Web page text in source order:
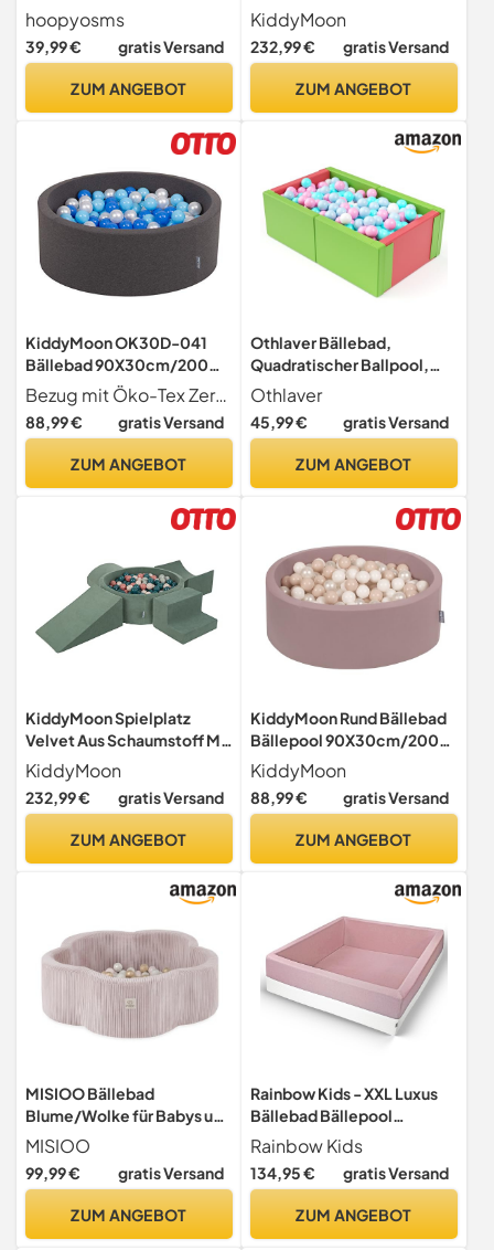
Rundes Schaumstoff
Bällebecken, 90 x 30 cm
Soft Play Spielbecken
Grün
hoopyosms
39,99 € gratis Versand
ZUM ANGEBOT
Samt Rund Bällebad (300
Bälle) Ballgruben Für Babys
Spielbad, Hergestellt In Der
Dunkeltürkis/Pastellbeige/
KiddyMoon
232,99 € gratis Versand
ZUM ANGEBOT
KiddyMoon OK30D-041
Bällebad 90X30cm/200
Bälle ∅ 7Cm Bällepool Mit
Bunten Bällen Für Babys
Kinder Rund,
Blau/Blau/Perle
Bezug mit Öko-Tex Zertifikat. Die Bälle un Pool werden in Europa aus ungiftigem Materialien hergestellt
88,99 € gratis Versand
ZUM ANGEBOT
Othlaver Bällebad,
Quadratischer Ballpool,
90x56x56cm, Bestehend
aus hochdichter
Perlenbaumwolle,
formbeständig
Othlaver
45,99 € gratis Versand
ZUM ANGEBOT
KiddyMoon Spielplatz
Velvet Aus Schaumstoff Mit
Samt Rund Bällebad (300
Bälle) + Version 5
Ballgruben Für Babys
Waldgrün:
Grüngrau/Lachsfarben
KiddyMoon
232,99 € gratis Versand
ZUM ANGEBOT
KiddyMoon Rund Bällebad
Bällepool 90X30cm/200
Bälle ∅ 7Cm Ballgruben Für
Babys Spielbad
Kleinkinder, Erikafarben:
KiddyMoon
88,99 € gratis Versand
ZUM ANGEBOT
MISIOO Bällebad
Blume/Wolke für Babys und
Kinder - 95x30cm -
Hochwertiger Stoff -
Bällebad Baby ab 1 Jahr -
Kleinkinder und Spielspaß
MISIOO
99,99 € gratis Versand
ZUM ANGEBOT
Rainbow Kids - XXL Luxus
Bällebad Bällepool
Bällebecken Spielbälle
Kugelbad Bällchenbad
Spielbecken Ball
Rosa-Weiss
Rainbow Kids
134,95 € gratis Versand
ZUM ANGEBOT